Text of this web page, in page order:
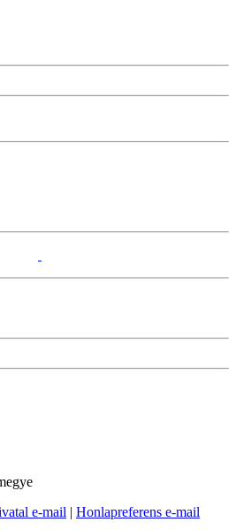
e-mail | Honlapreferens e-mail